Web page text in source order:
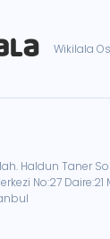
Wikilala
Haldun Taner
No:27 Daire:21